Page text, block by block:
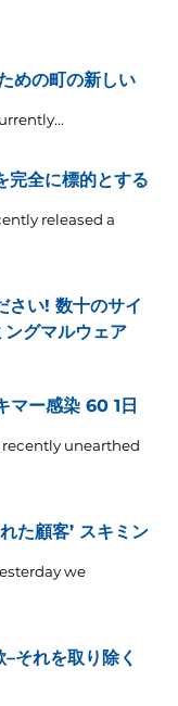
めの町の新しい
.
全に標的とする
released a
さい! 数十のサイ
グマルウェア
ー感染 60 1日
unearthed
た顧客’ スキミン
we
それを取り除く